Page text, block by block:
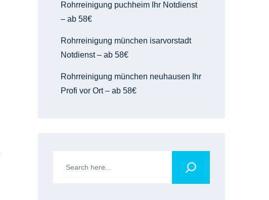
Rohrreinigung puchheim Ihr Notdienst
– ab 58€
Rohrreinigung münchen isarvorstadt
Notdienst – ab 58€
Rohrreinigung münchen neuhausen Ihr
Profi vor Ort – ab 58€